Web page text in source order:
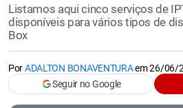
Listamos aqui cinco serviços de
disponíveis para vários tipos de
Box
PorADALTON BONAVENTURAem26/06/
Seguir no Google